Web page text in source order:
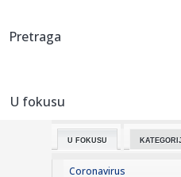
niskobudžetnog avio-...
08:54:
08:51: Авио-компанија
Pretraga
U fokusu
U FOKUSU
Coronavirus